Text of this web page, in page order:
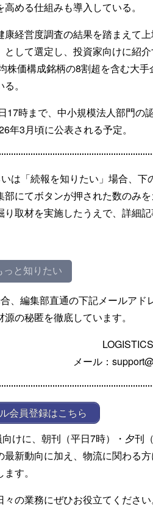
める仕組みも導入している。
経営度調査の結果を踏まえて
して選定し、投資家向けに紹
株価構成銘柄の8割超を含む大手
。
17時まで、中小規模法人部門の
年3月頃に公表される予定。
は「続報を知りたい」場合、下
にてボタンが押された数のみを
取材を実施したうえで、詳細
っと知りたい
、編集部直通の下記メールアド
の秘匿を徹底しています。
メール：
会員登録はこちら
けに、朝刊（平日7時）・夕刊
新動向に加え、物流に関わる
す。
の業務にぜひお役立てください